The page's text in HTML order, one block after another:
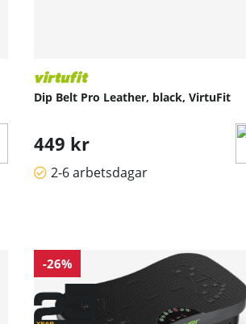
Dip Belt Pro Leather, black, VirtuFit
449 kr
2-6 arbetsdagar
-26%